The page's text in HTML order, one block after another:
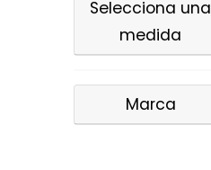
Selecciona una
medida
Marca